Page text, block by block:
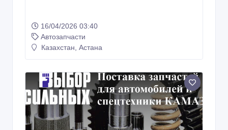
16/04/2026 03:40
Автозапчасти
Казахстан, Астана